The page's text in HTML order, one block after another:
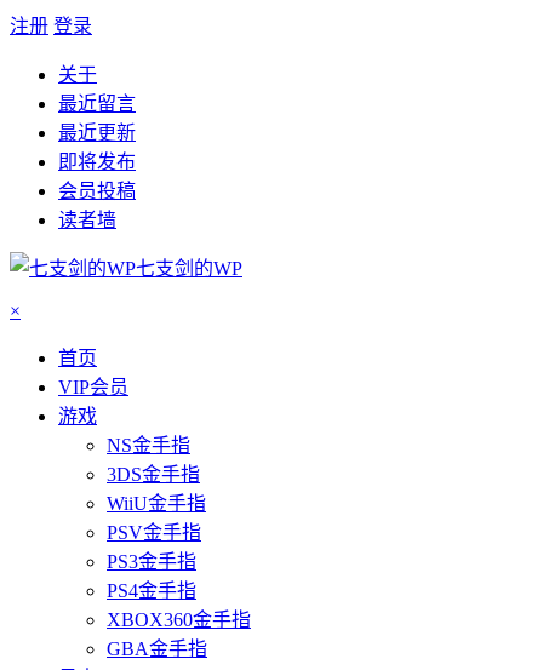
注册 登录
关于
最近留言
最近更新
即将发布
会员投稿
读者墙
七支剑的WP
×
首页
VIP会员
游戏
NS金手指
3DS金手指
WiiU金手指
PSV金手指
PS3金手指
PS4金手指
XBOX360金手指
GBA金手指